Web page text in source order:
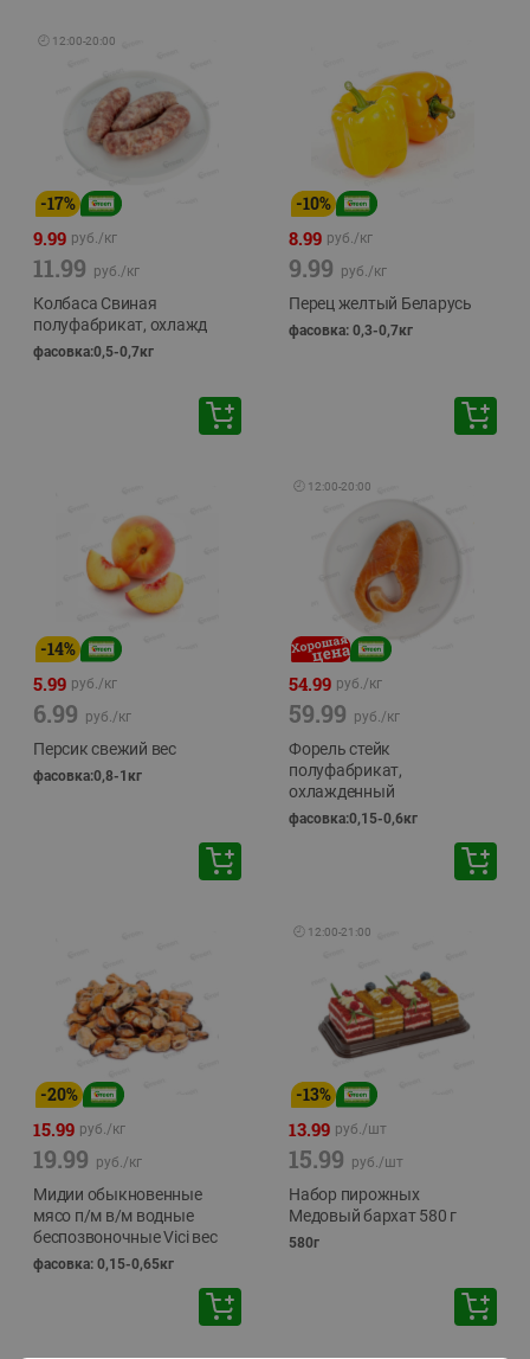
🕘 12:00-20:00
-17%
9.99 руб./кг
11.99 руб./кг
Колбаса Свиная
полуфабрикат, охлажд
фасовка:0,5-0,7кг
-10%
8.99 руб./кг
9.99 руб./кг
Перец желтый Беларусь
фасовка: 0,3-0,7кг
-14%
5.99 руб./кг
6.99 руб./кг
Персик свежий вес
фасовка:0,8-1кг
🕘 12:00-20:00
54.99 руб./кг
59.99 руб./кг
Форель стейк
полуфабрикат,
охлажденный
фасовка:0,15-0,6кг
-20%
15.99 руб./кг
19.99 руб./кг
Мидии обыкновенные
мясо п/м в/м водные
беспозвоночные Vici вес
фасовка: 0,15-0,65кг
🕘 12:00-21:00
-13%
13.99 руб./шт
15.99 руб./шт
Набор пирожных
Медовый бархат 580 г
580г